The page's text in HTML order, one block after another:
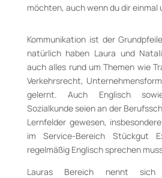
möchten, auch wenn du dir einmal
Kommunikation ist der
natürlich haben Laura und
auch alles rund um Themen wie
Verkehrsrecht,
gelernt. Auch Englisch
Sozialkunde seien an der
Lernfelder gewesen,
im Service-Bereich Stückgut
regelmäßig Englisch sprechen
Lauras Bereich nennt sich